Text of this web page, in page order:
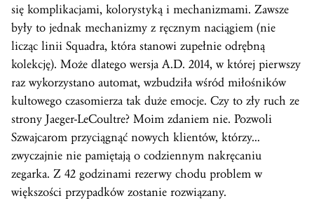
się komplikacjami, kolorystyką i mechanizmami. Zawsze
były to jednak mechanizmy z ręcznym naciągiem (nie
licząc linii Squadra, która stanowi zupełnie odrębną
kolekcję). Może dlatego wersja A.D. 2014, w której pierwszy
raz wykorzystano automat, wzbudziła wśród miłośników
kultowego czasomierza tak duże emocje. Czy to zły ruch ze
strony Jaeger-LeCoultre? Moim zdaniem nie. Pozwoli
Szwajcarom przyciągnąć nowych klientów, którzy…
zwyczajnie nie pamiętają o codziennym nakręcaniu
zegarka. Z 42 godzinami rezerwy chodu problem w
większości przypadków zostanie rozwiązany.